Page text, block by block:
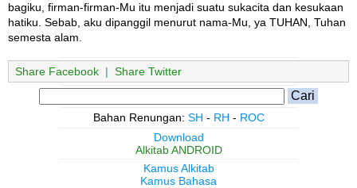
bagiku, firman-firman-Mu itu menjadi suatu sukacita dan kesukaan
hatiku. Sebab, aku dipanggil menurut nama-Mu, ya TUHAN, Tuhan
semesta alam.
Share Facebook | Share Twitter
Bahan Renungan: SH - RH - ROC
Download
Alkitab ANDROID
Kamus Alkitab
Kamus Bahasa